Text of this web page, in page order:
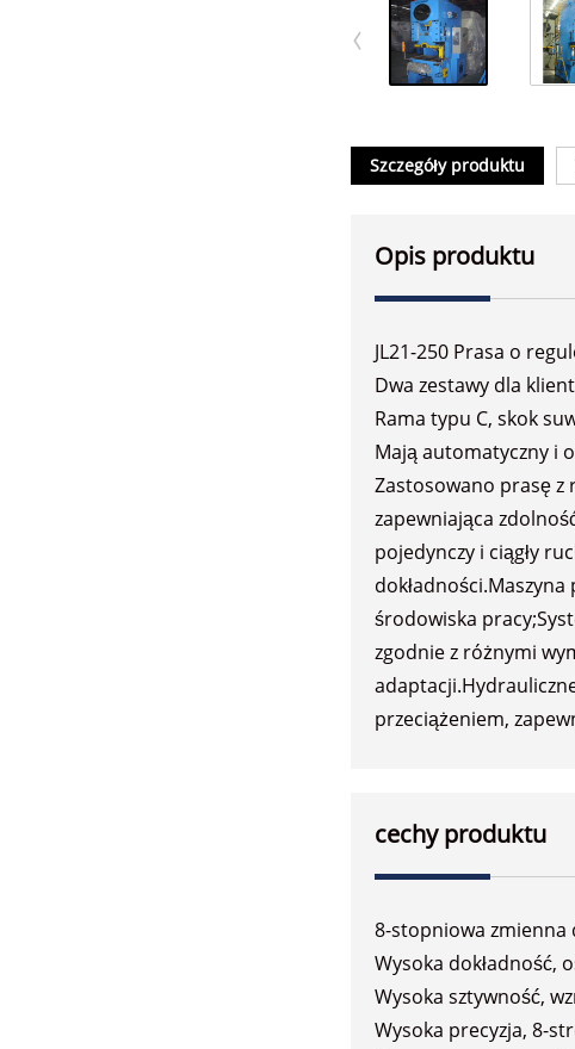
Szczegóły produktu
Opis produktu
JL21-250 Prasa o
Dwa zestawy dla
Rama typu C, skok
Mają automatyczny i
Zastosowano prasę z
zapewniająca
pojedynczy i ciągły
środowiska
zgodnie z różnymi
przeciążeniem,
cechy produktu
8-stopniowa zmienna
Wysoka dokładność,
Wysoka sztywność,
Wysoka precyzja, 8-